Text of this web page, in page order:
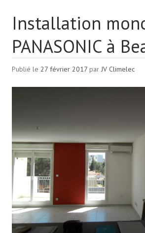
Installation
PANASONIC à
Publié le 27 février 2017 par JV Climelec